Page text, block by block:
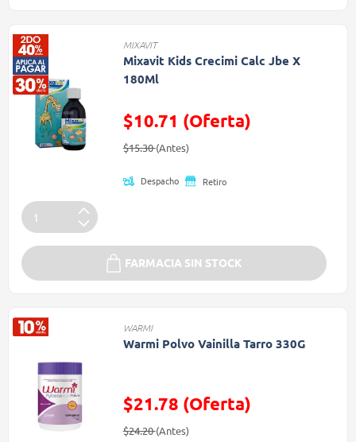
MIXAVIT
Mixavit Kids Crecimi Calc Jbe X
180Ml
$10.71 (Oferta)
Precio reducido de
$15.30(Antes)(Oferta)
Despacho Retiro
FARMACIA SIN STOCK
WARMI
Warmi Polvo Vainilla Tarro 330G
$21.78 (Oferta)
Precio reducido de
$24.20(Antes)(Oferta)